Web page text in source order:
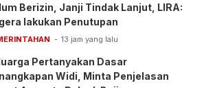
Berizin, Janji Tindak Lanjut, LIRA:
lakukan Penutupan
13 jam yang lalu
Pertanyakan Dasar
Widi, Minta Penjelasan